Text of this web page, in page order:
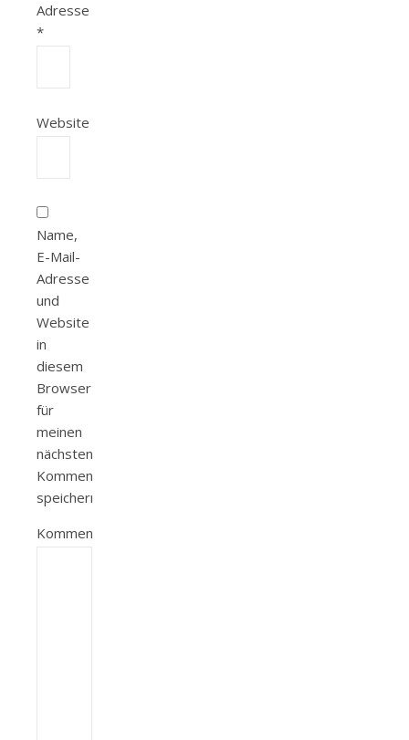
Adresse
*
Website
Name,
E-Mail-
Adresse
und
Website
in
diesem
Browser
für
meinen
nächsten
Kommentar
speichern.
Kommentieren